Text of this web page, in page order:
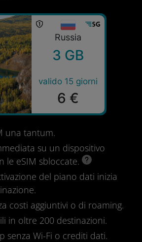
Russia
3 GB
valido 15 giorni
6 €
una tantum.
su un dispositivo
le eSIM sbloccate.
del piano dati inizia
costi aggiuntivi o di roaming.
in oltre 200 destinazioni.
senza Wi-Fi o crediti dati.